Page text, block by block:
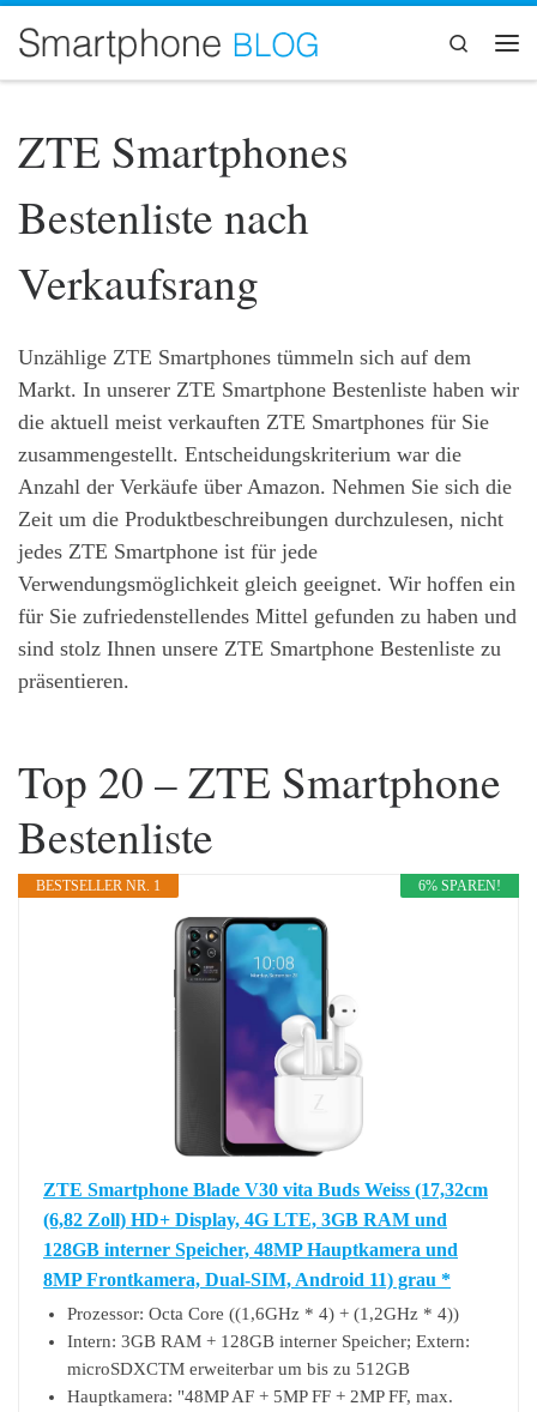
Zum Inhalt springen
Search
ZTE Smartphones
Bestenliste nach
Verkaufsrang
Unzählige ZTE Smartphones tümmeln sich auf dem
Markt. In unserer ZTE Smartphone Bestenliste haben wir
die aktuell meist verkauften ZTE Smartphones für Sie
zusammengestellt. Entscheidungskriterium war die
Anzahl der Verkäufe über Amazon. Nehmen Sie sich die
Zeit um die Produktbeschreibungen durchzulesen, nicht
jedes ZTE Smartphone ist für jede
Verwendungsmöglichkeit gleich geeignet. Wir hoffen ein
für Sie zufriedenstellendes Mittel gefunden zu haben und
sind stolz Ihnen unsere ZTE Smartphone Bestenliste zu
präsentieren.
Top 20 – ZTE Smartphone
Bestenliste
6% SPAREN!
BESTSELLER NR. 1
ZTE Smartphone Blade V30 vita Buds Weiss (17,32cm
(6,82 Zoll) HD+ Display, 4G LTE, 3GB RAM und
128GB interner Speicher, 48MP Hauptkamera und
8MP Frontkamera, Dual-SIM, Android 11) grau *
Prozessor: Octa Core ((1,6GHz * 4) + (1,2GHz * 4))
Intern: 3GB RAM + 128GB interner Speicher; Extern:
microSDXCTM erweiterbar um bis zu 512GB
Hauptkamera: "48MP AF + 5MP FF + 2MP FF, max.